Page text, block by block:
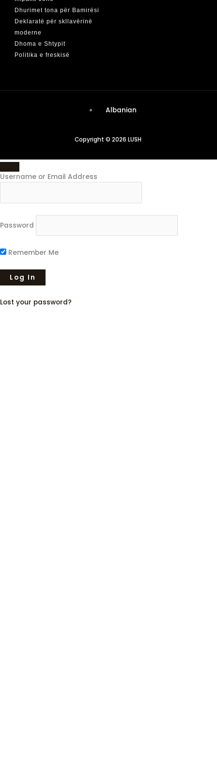
Dhurimet tona për Bamirësi
Deklaratë për skllavërinë
moderne
Dhoma e Shtypit
Politika e freskisë
Albanian
Copyright © 2026 LUSH
Username or Email Address
Password
Remember Me
Lost your password?